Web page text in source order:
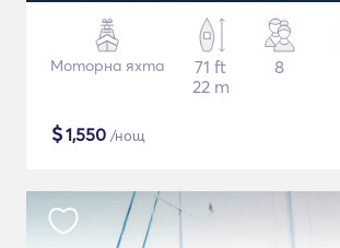
Моторна яхта
71 ft
22 m
8
$1,550 /нощ